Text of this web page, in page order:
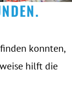
konnten,
hilft die